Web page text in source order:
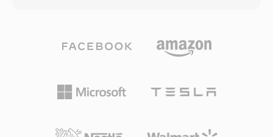
als FFmpeg en speciale game-asset-extractors
gebouwd door de moddingcommunity. Één
XA-bestanden tijdens het spelen vanaf de schijf
te blokkeren, waardoor doorlopende
gebruikmakend van de statistische verdeling
zonder dataverlies. Bitdieptes tot 32 en
samplefrequenties tot 655 kHz worden